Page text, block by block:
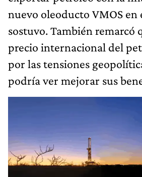
nuevo oleoducto VMOS en
sostuvo. También remarcó
precio internacional del
por las tensiones
podría ver mejorar sus